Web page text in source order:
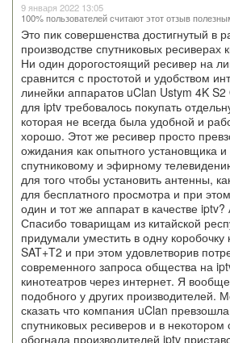
9 января 2022 13:05
100% пользователей считают этот отзыв
Это пик совершенства достигнутый в
производстве спутниковых ресиверах
Ни один дорогостоящий ресивер на
сравнится с простотой и удобством
линейки аппаратов uClan Ustym 4K
для iptv требовалось покупать
которая не всегда была удобной и
хорошо. Этот же ресивер просто
ожидания как опытного установщика
спутниковому и эфирному
для того чтобы установить антенны,
для бесплатного просмотра и при
один и тот же аппарат в качестве iptv?
Спасибо товарищам из китайской
придумали уместить в одну
SAT+T2 и при этом удовлетворив
современного запроса общества на
кинотеатров через интернет. Я
подобного у других производителей.
сказать что компания uClan
спутниковых ресиверов и в
обогнала производителей iptv